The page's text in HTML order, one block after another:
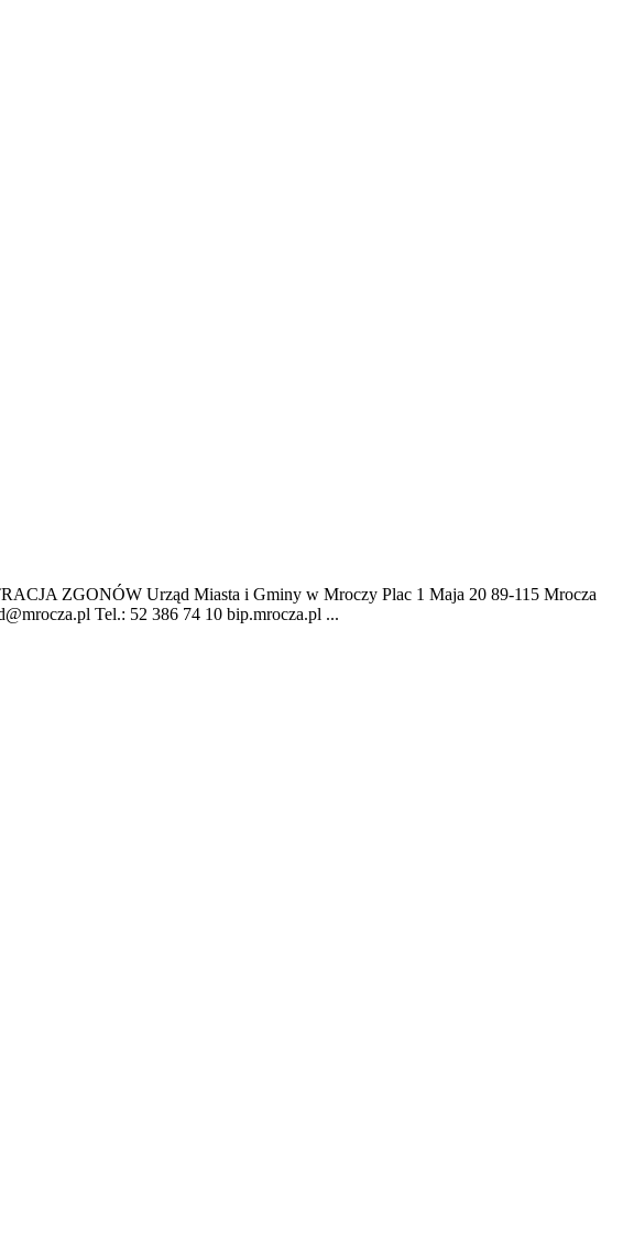
ZGONÓW Urząd Miasta i Gminy w Mroczy Plac 1 Maja 20 89-115 Mrocza
Tel.: 52 386 74 10 bip.mrocza.pl ...